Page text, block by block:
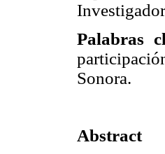
Palabras
Sonora.
Abstract